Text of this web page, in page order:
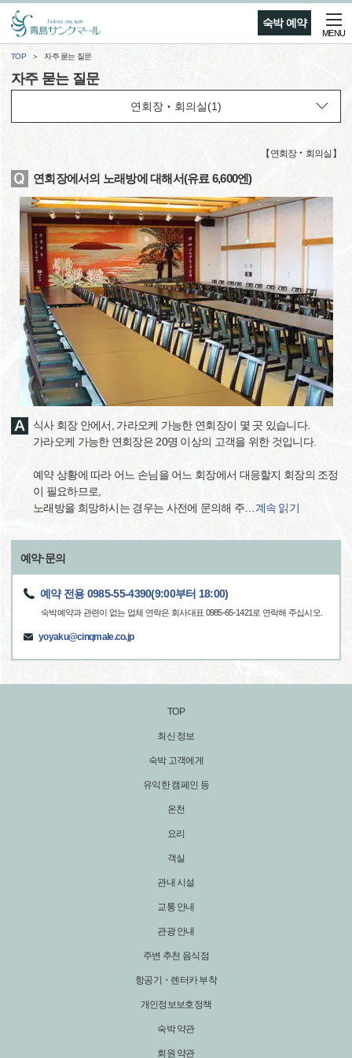
숙박 예약
MENU
TOP 자주 묻는 질문
자주 묻는 질문
【 연회장‧회의실 】
연회장에서의 노래방에 대해서(유료 6,600엔)
식사 회장 안에서, 가라오케 가능한 연회장이 몇 곳 있습니다.
가라오케 가능한 연회장은 20명 이상의 고객을 위한 것입니다.
예약 상황에 따라 어느 손님을 어느 회장에서 대응할지 회장의 조정
이 필요하므로,
노래방을 희망하시는 경우는 사전에 문의해 주
계속 읽기
예약·문의
예약 전용 0985-55-4390(9:00부터 18:00)
숙박예약과 관련이 없는 업체 연락은 회사대표 0985-65-1421로 연락해 주십시오.
yoyaku@cinqmale.co.jp
TOP
최신 정보
숙박 고객에게
유익한 캠페인 등
온천
요리
객실
관내 시설
교통 안내
관광 안내
주변 추천 음식점
항공기・렌터카 부착
개인정보보호정책
숙박 약관
회원 약관